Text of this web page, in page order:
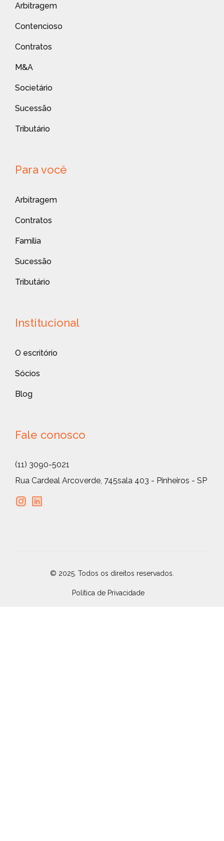
Arbitragem
Contencioso
Contratos
M&A
Societário
Sucessão
Tributário
Para você
Arbitragem
Contratos
Família
Sucessão
Tributário
Institucional
O escritório
Sócios
Blog
Fale conosco
(11) 3090-5021
Rua Cardeal Arcoverde, 745sala 403 - Pinheiros - SP
© 2025. Todos os direitos reservados.
Política de Privacidade